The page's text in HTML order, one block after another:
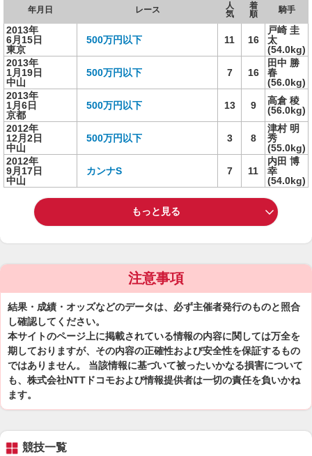
年月日 レース
人
気
着
順
騎手
2013年
6月15日
東京
500万円以下 11 16
戸崎 圭
太
(54.0kg)
2013年
1月19日
中山
500万円以下 7 16
田中 勝
春
(56.0kg)
2013年
1月6日
京都
500万円以下 13 9
高倉 稜
(56.0kg)
2012年
12月2日
中山
500万円以下 3 8
津村 明
秀
(55.0kg)
2012年
9月17日
中山
カンナS 7 11
内田 博
幸
(54.0kg)
もっと見る
注意事項
結果・成績・オッズなどのデータは、必ず主催者発行のものと照合
し確認してください。
本サイトのページ上に掲載されている情報の内容に関しては万全を
期しておりますが、その内容の正確性および安全性を保証するもの
ではありません。 当該情報に基づいて被ったいかなる損害について
も、株式会社NTTドコモおよび情報提供者は一切の責任を負いかね
ます。
競技一覧